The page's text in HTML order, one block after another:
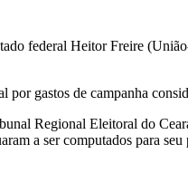
federal Heitor Freire
gastos de campanha
Regional Eleitoral do
a ser computados para seu